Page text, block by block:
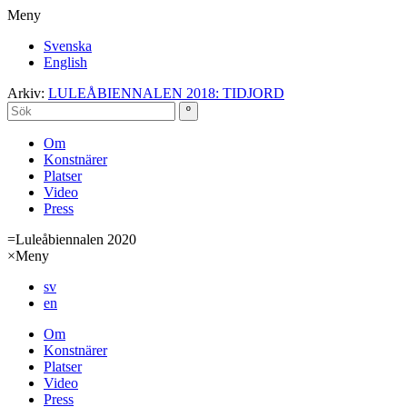
Meny
Svenska
English
Arkiv: LULEÅBIENNALEN 2018: TIDJORD
Om
Konstnärer
Platser
Video
Press
=Luleåbiennalen 2020
×Meny
sv
en
Om
Konstnärer
Platser
Video
Press